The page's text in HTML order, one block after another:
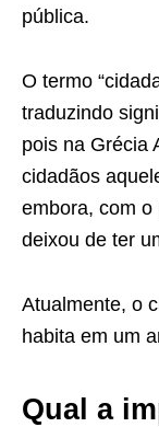
pública.
O termo
traduzindo
pois na Grécia
cidadãos
embora, com o
deixou de ter
Atualmente, o
habita em um
Qual a